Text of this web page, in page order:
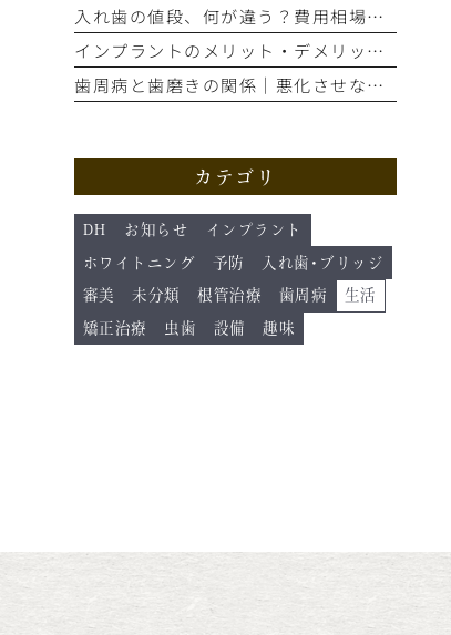
入れ歯の値段、何が違う？費用相場と見た目・噛み心地の比較ポイント
インプラントのメリット・デメリット｜もう笑顔をためらわない選択とは
歯周病と歯磨きの関係｜悪化させないために今すぐ自分でできること
カテゴリ
DH お知らせ インプラント
ホワイトニング 予防 入れ歯･ブリッジ
審美 未分類 根管治療 歯周病 生活
矯正治療 虫歯 設備 趣味